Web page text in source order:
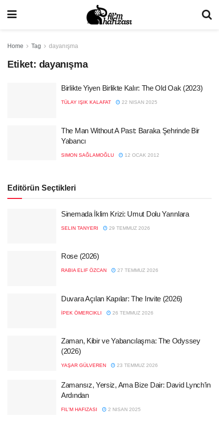
Home Tag dayanışma
Etiket: dayanışma
Birlikte Yiyen Birlikte Kalır: The Old Oak (2023)
TÜLAY IŞIK KALAFAT 22 NISAN 2025
The Man Without A Past: Baraka Şehrinde Bir
Yabancı
SIMON SAĞLAMOĞLU 12 OCAK 2012
Editörün Seçtikleri
Sinemada İklim Krizi: Umut Dolu Yarınlara
SELIN TANYERI 29 TEMMUZ 2026
Rose (2026)
RABIA ELIF ÖZCAN 27 TEMMUZ 2026
Duvara Açılan Kapılar: The Invite (2026)
İPEK ÖMERCIKLI 26 TEMMUZ 2026
Zaman, Kibir ve Yabancılaşma: The Odyssey
(2026)
YAŞAR GÜLVEREN 23 TEMMUZ 2026
Zamansız, Yersiz, Ama Bize Dair: David Lynch’in
Ardından
FIL'M HAFIZASI 2 NISAN 2025